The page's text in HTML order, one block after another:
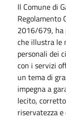
Il Comune di
Regolamento
2016/679, ha
che illustra le
personali dei
con i servizi
un tema di
impegna a
lecito,
riservatezza